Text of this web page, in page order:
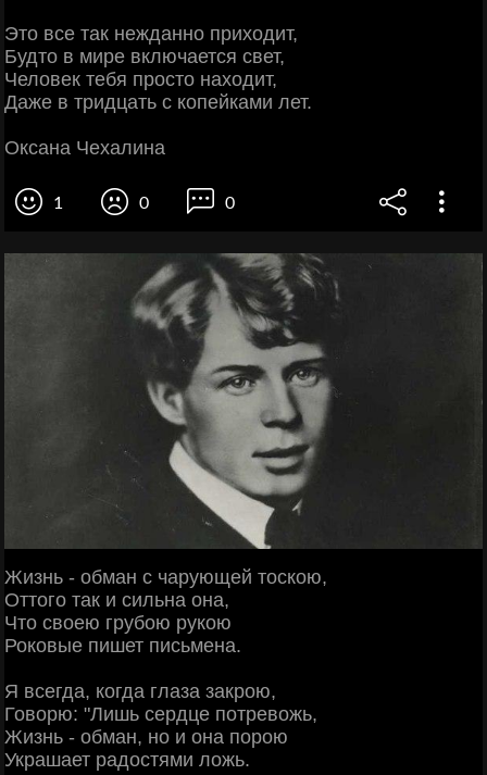
Это все так нежданно приходит,
Будто в мире включается свет,
Человек тебя просто находит,
Даже в тридцать с копейками лет.
Оксана Чехалина
1 0 0
Жизнь - обман с чарующей тоскою,
Оттого так и сильна она,
Что своею грубою рукою
Роковые пишет письмена.
Я всегда, когда глаза закрою,
Говорю: "Лишь сердце потревожь,
Жизнь - обман, но и она порою
Украшает радостями ложь.